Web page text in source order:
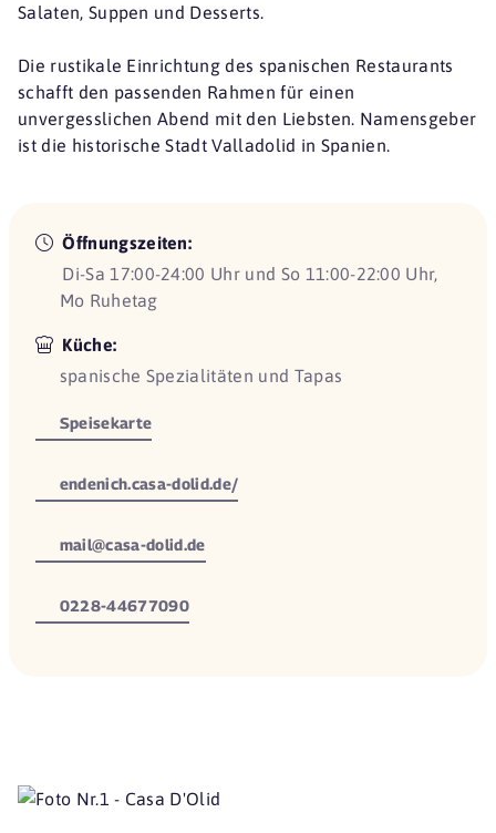
Salaten, Suppen und Desserts.
Die rustikale Einrichtung des spanischen Restaurants
schafft den passenden Rahmen für einen
unvergesslichen Abend mit den Liebsten. Namensgeber
ist die historische Stadt Valladolid in Spanien.
Öffnungszeiten:
Di-Sa 17:00-24:00 Uhr und So 11:00-22:00 Uhr,
Mo Ruhetag
Küche:
spanische Spezialitäten und Tapas
Speisekarte
endenich.casa-dolid.de/
mail@casa-dolid.de
0228-44677090